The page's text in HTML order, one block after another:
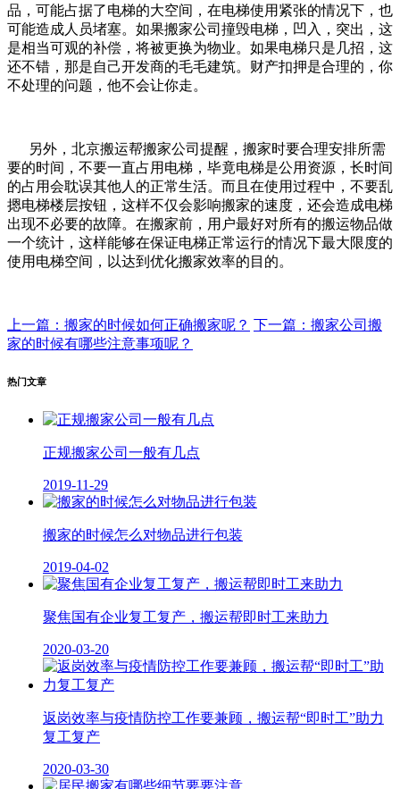
品，可能占据了电梯的大空间，在电梯使用紧张的情况下，也
可能造成人员堵塞。如果搬家公司撞毁电梯，凹入，突出，这
是相当可观的补偿，将被更换为物业。如果电梯只是几招，这
还不错，那是自己开发商的毛毛建筑。财产扣押是合理的，你
不处理的问题，他不会让你走。
另外，北京搬运帮搬家公司提醒，搬家时要合理安排所需
要的时间，不要一直占用电梯，毕竟电梯是公用资源，长时间
的占用会耽误其他人的正常生活。而且在使用过程中，不要乱
摁电梯楼层按钮，这样不仅会影响搬家的速度，还会造成电梯
出现不必要的故障。在搬家前，用户最好对所有的搬运物品做
一个统计，这样能够在保证电梯正常运行的情况下最大限度的
使用电梯空间，以达到优化搬家效率的目的。
上一篇：搬家的时候如何正确搬家呢？ 下一篇：搬家公司搬
家的时候有哪些注意事项呢？
热门文章
正规搬家公司一般有几点
2019-11-29
搬家的时候怎么对物品进行包装
2019-04-02
聚焦国有企业复工复产，搬运帮即时工来助力
2020-03-20
返岗效率与疫情防控工作要兼顾，搬运帮“即时工”助力
复工复产
2020-03-30